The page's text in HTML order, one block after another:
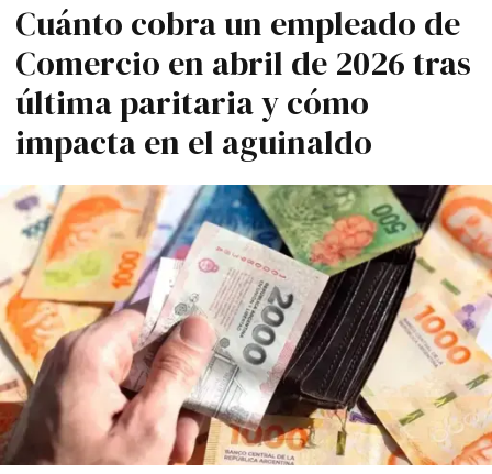
Cuánto cobra un empleado de
Comercio en abril de 2026 tras
última paritaria y cómo
impacta en el aguinaldo